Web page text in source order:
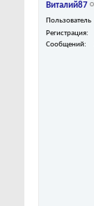
Виталий87
Пользователь
Регистрация
Сообщений